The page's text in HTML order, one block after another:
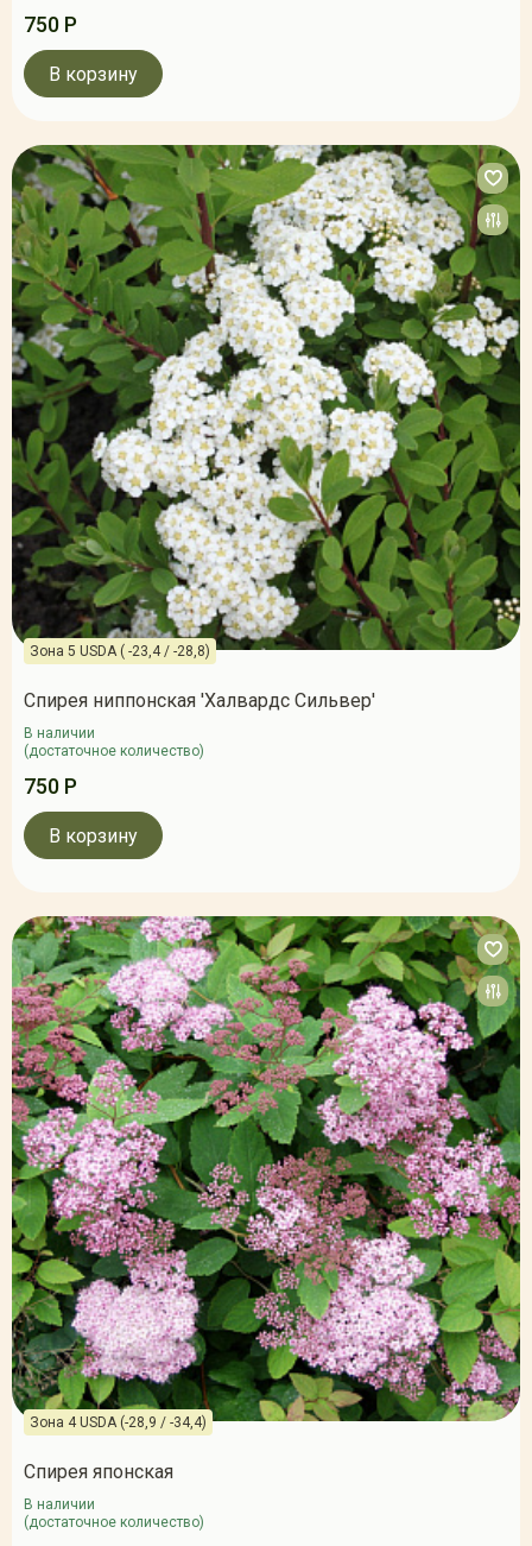
750 Р
В корзину
Зона 5 USDA ( -23,4 / -28,8)
Спирея ниппонская 'Халвардс Сильвер'
В наличии
(достаточное количество)
750 Р
В корзину
Зона 4 USDA (-28,9 / -34,4)
Спирея японская
В наличии
(достаточное количество)